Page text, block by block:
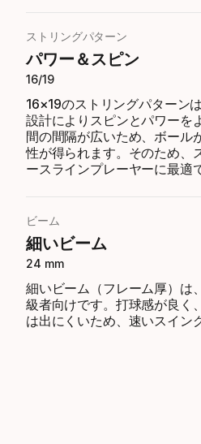
ストリングパターン
パワー＆スピン
16/19
16×19のストリングパターン
設計によりスピンとパワーを
間の間隔が広いため、ボール
性が得られます。そのため、
ースラインプレーヤーに最適
ビーム
細いビーム
24 mm
細いビーム（フレーム厚）は
級者向けです。打球感が良く
は出にくいため、速いスイン